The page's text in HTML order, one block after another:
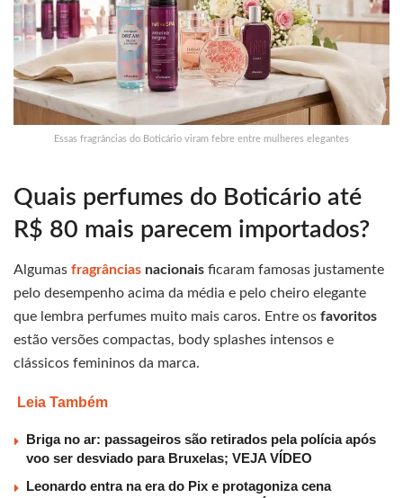
Essas fragrâncias do Boticário viram febre entre mulheres elegantes
Quais perfumes do Boticário até
R$ 80 mais parecem importados?
Algumas fragrâncias nacionais ficaram famosas justamente
pelo desempenho acima da média e pelo cheiro elegante
que lembra perfumes muito mais caros. Entre os favoritos
estão versões compactas, body splashes intensos e
clássicos femininos da marca.
Leia Também
Briga no ar: passageiros são retirados pela polícia após
voo ser desviado para Bruxelas; VEJA VÍDEO
Leonardo entra na era do Pix e protagoniza cena